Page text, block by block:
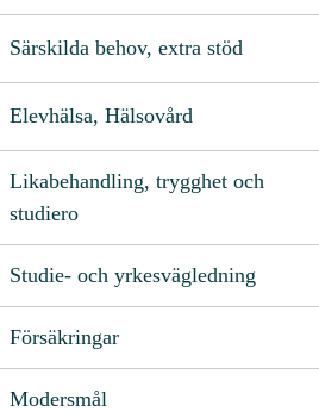
Särskilda behov, extra stöd
Elevhälsa, Hälsovård
Likabehandling, trygghet och
studiero
Studie- och yrkesvägledning
Försäkringar
Modersmål